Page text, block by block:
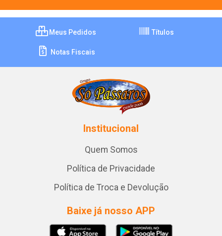
Meus Pedidos Títulos
Notas Fiscais
Institucional
Quem Somos
Política de Privacidade
Política de Troca e Devolução
Baixe já nosso APP